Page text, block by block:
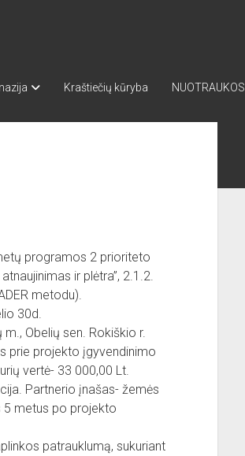
Kraštiečių kūryba NUOTRAUKOS
programos 2 prioriteto
ir plėtra”, 2.1.2.
metodu).
30d.
Obelių sen. Rokiškio r.
prie projekto įgyvendinimo
vertė- 33 000,00 Lt.
Partnerio įnašas- žemės
5 metus po projekto
patrauklumą, sukuriant